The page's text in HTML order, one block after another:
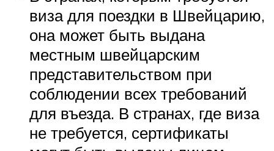
виза для поездки в Швейцарию,
она может быть выдана
местным швейцарским
представительством при
соблюдении всех требований
для въезда. В странах, где виза
не требуется, сертификаты